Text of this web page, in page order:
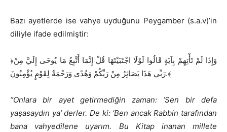
Bazı ayetlerde ise vahye uyduğunu Peygamber (s.a.v)’in
diliyle ifade edilmiştir:
﴿وَإِذَا لَمْ تَأْتِهِمْ بِآيَةٍ قَالُوا لَوْلَا اجْتَبَيْتَهَا قُلْ إِنَّمَا أَتَّبِعُ مَا يُوحَى إِلَيَّ مِنْ
رَبِّي هَذَا بَصَائِرُ مِنْ رَبِّكُمْ وَهُدًى وَرَحْمَةٌ لِقَوْمٍ يُؤْمِنُونَ.﴾
“Onlara bir ayet getirmediğin zaman: ‘Sen bir defa
yaşasaydın ya’ derler. De ki: ‘Ben ancak Rabbin tarafından
bana vahyedilene uyarım. Bu Kitap inanan millete